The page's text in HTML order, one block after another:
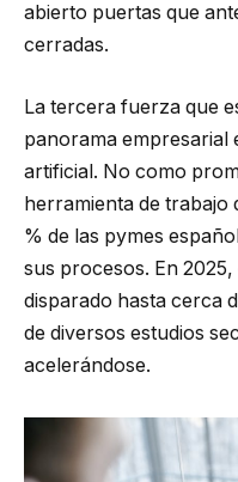
abierto puertas que
cerradas.
La tercera fuerza que
panorama empresarial
artificial. No como
herramienta de trabajo
% de las pymes
sus procesos. En
disparado hasta cerca
de diversos estudios
acelerándose.